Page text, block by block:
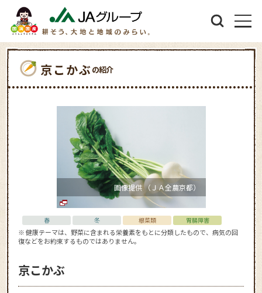
京こかぶ の紹介
画像提供 （ＪＡ全農京都）
春 冬 根菜類 胃腸障害
※ 健康テーマは、野菜に含まれる栄養素をもとに分類したもので、病気の回
復などをお約束するものではありません。
京こかぶ